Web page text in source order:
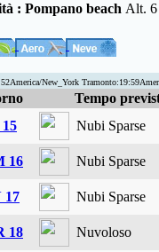
: Pompano beach Alt. 6
New_York
Tempo
Nubi Sparse
16 Nubi Sparse
17 Nubi Sparse
18 Nuvoloso